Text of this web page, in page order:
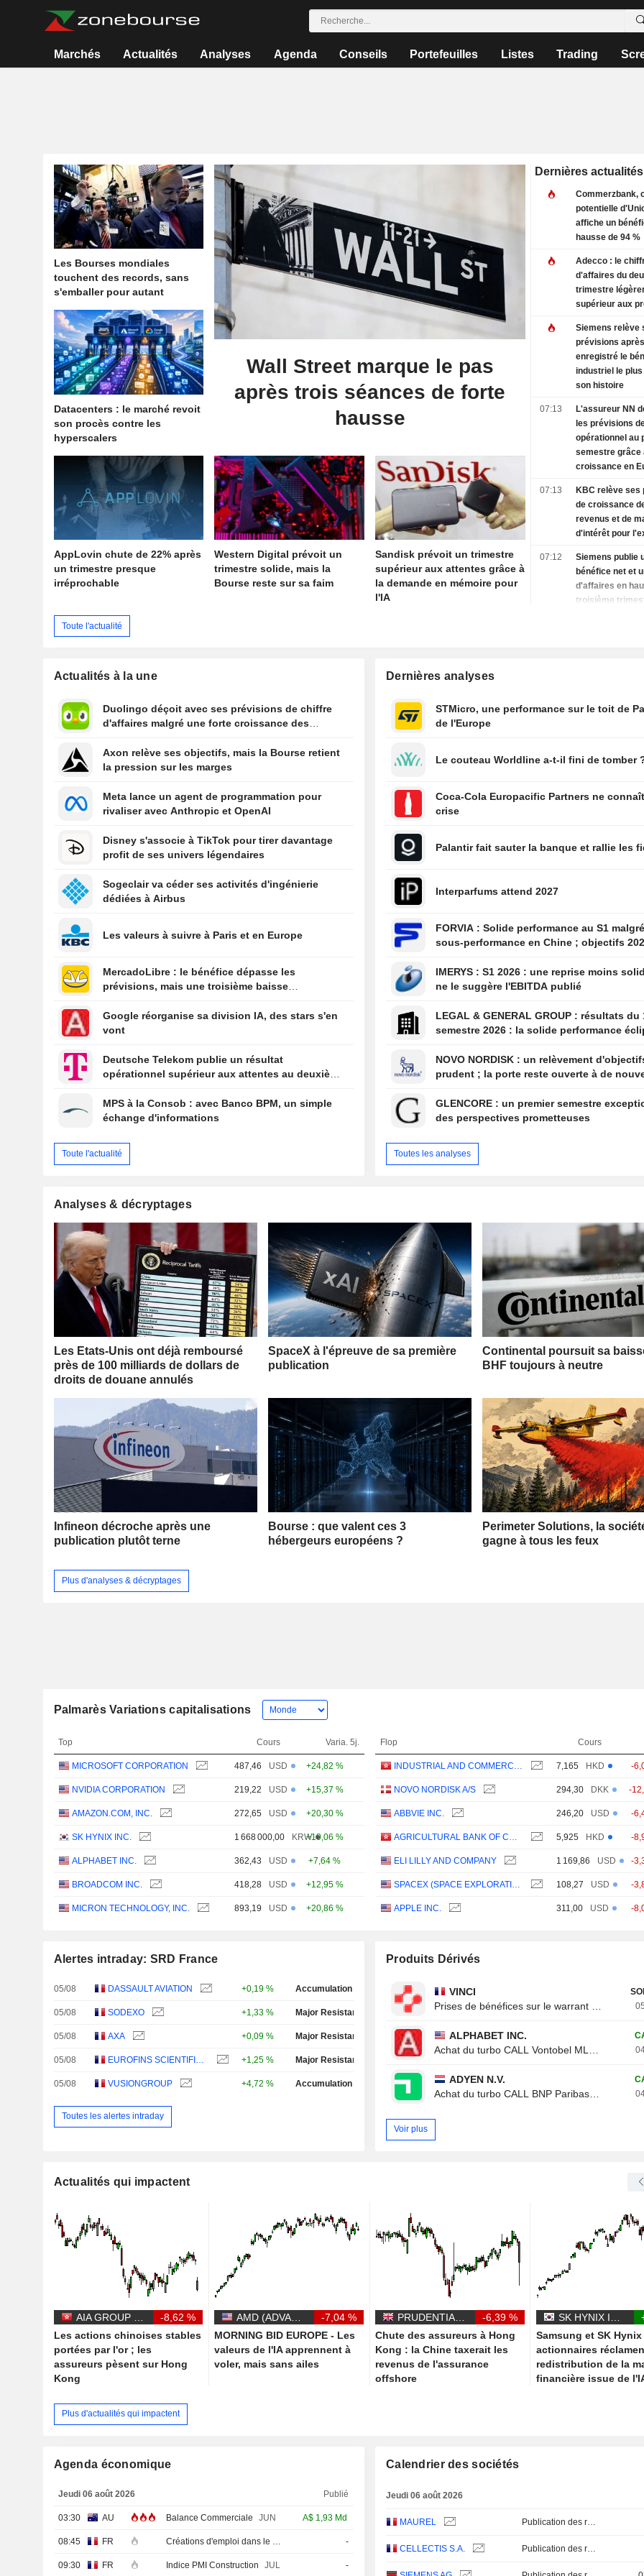
Marchés Actualités Analyses Agenda Conseils Portefeuilles Listes Trading
Les Bourses mondiales
touchent des records, sans
s'emballer pour autant
Datacenters : le marché revoit
son procès contre les
hyperscalers
Wall Street marque le pas
après trois séances de forte
hausse
AppLovin chute de 22% après
un trimestre presque
irréprochable
Western Digital prévoit un
trimestre solide, mais la
Bourse reste sur sa faim
Sandisk prévoit un trimestre
supérieur aux attentes grâce à
la demande en mémoire pour
l'IA
Dernières actualités
Commerzbank,
potentielle
affiche un
hausse de 94 %
Adecco : le
d'affaires du
trimestre
supérieur aux
Siemens relève
prévisions
enregistré le
industriel le plus
son histoire
07:13
L'assureur NN
les prévisions
opérationnel au
semestre grâce
croissance en
07:13
KBC relève ses
de croissance
revenus et de
d'intérêt pour
07:12
Siemens publie
bénéfice net et
d'affaires en
troisième
07:11
Ares réduit la
d'investisseurs,
activités
bénéfice net au
impôts d'East
Breweries bondit
Toute l'actualité
Actualités à la une
Duolingo déçoit avec ses prévisions de chiffre
d'affaires malgré une forte croissance des
Axon relève ses objectifs, mais la Bourse retient
la pression sur les marges
Meta lance un agent de programmation pour
rivaliser avec Anthropic et OpenAI
Disney s'associe à TikTok pour tirer davantage
profit de ses univers légendaires
Sogeclair va céder ses activités d'ingénierie
dédiées à Airbus
Les valeurs à suivre à Paris et en Europe
MercadoLibre : le bénéfice dépasse les
prévisions, mais une troisième baisse
Google réorganise sa division IA, des stars s'en
vont
Deutsche Telekom publie un résultat
opérationnel supérieur aux attentes au deuxième
MPS à la Consob : avec Banco BPM, un simple
échange d'informations
Toute l'actualité
Dernières analyses
STMicro, une performance sur le toit de
de l'Europe
Le couteau Worldline a-t-il fini de tomber
Coca-Cola Europacific Partners ne
crise
Palantir fait sauter la banque et rallie les
Interparfums attend 2027
FORVIA : Solide performance au S1 malgré la
sous-performance en Chine ; objectifs
IMERYS : S1 2026 : une reprise moins solide que
ne le suggère l'EBITDA publié
LEGAL & GENERAL GROUP : résultats du 1er
semestre 2026 : la solide performance
bénéfices
NOVO NORDISK : un relèvement d'objectifs trop
prudent ; la porte reste ouverte à de
GLENCORE : un premier semestre exceptionnel et
des perspectives prometteuses
Toutes les analyses
Analyses & décryptages
Les Etats-Unis ont déjà remboursé
près de 100 milliards de dollars de
droits de douane annulés
SpaceX à l'épreuve de sa première
publication
Continental poursuit sa
BHF toujours à neutre
Infineon décroche après une
publication plutôt terne
Bourse : que valent ces 3
hébergeurs européens ?
Perimeter Solutions, la
gagne à tous les feux
Plus d'analyses & décryptages
Palmarès Variations capitalisations
Top Cours Varia. 5j.
MICROSOFT CORPORATION 487,46 USD +24,82 %
NVIDIA CORPORATION 219,22 USD +15,37 %
AMAZON.COM, INC. 272,65 USD +20,30 %
SK HYNIX INC. 1 668 000,00 KRW+19,06 %
ALPHABET INC. 362,43 USD +7,64 %
BROADCOM INC. 418,28 USD +12,95 %
MICRON TECHNOLOGY, INC. 893,19 USD +20,86 %
Flop Cours
7,165 HKD -
NOVO NORDISK A/S 294,30 DKK -
ABBVIE INC. 246,20 USD -
5,925 HKD -
ELI LILLY AND COMPANY 1 169,86 USD -
SPACEX (SPACE EXPLORATION TECHNOLOGIES) 108,27 USD -
APPLE INC. 311,00 USD -
Alertes intraday: SRD France
05/08 DASSAULT AVIATION +0,19 % Accumulation Phase
05/08 SODEXO +1,33 % Major Resistance Test
05/08 AXA +0,09 % Major Resistance Test
05/08 +1,25 % Major Resistance Test
05/08 VUSIONGROUP +4,72 % Accumulation Phase
Toutes les alertes intraday
Produits Dérivés
VINCI
Prises de bénéfices sur le warrant CALL
ALPHABET INC.
Achat du turbo CALL Vontobel ML19V
ADYEN N.V.
Achat du turbo CALL BNP Paribas 788XB
Voir plus
Actualités qui impactent
-8,62 %
Les actions chinoises stables
portées par l'or ; les
assureurs pèsent sur Hong
Kong
-7,04 %
MORNING BID EUROPE - Les
valeurs de l'IA apprennent à
voler, mais sans ailes
-6,39 %
Chute des assureurs à Hong
Kong : la Chine taxerait les
revenus de l'assurance
offshore
Samsung et SK
actionnaires
redistribution de la
financière issue de
Plus d'actualités qui impactent
Agenda économique
Jeudi 06 août 2026 Publié
03:30 AU Balance Commerciale JUN A$ 1,93 Md
08:45 FR Créations d'emploi dans le secteur privé non agricole (Trimestriel) -
09:30 FR Indice PMI Construction JUL -
Calendrier des sociétés
Jeudi 06 août 2026
MAUREL Publication des résultats - Q2 2026
CELLECTIS S.A. Publication des résultats - Q2 2026